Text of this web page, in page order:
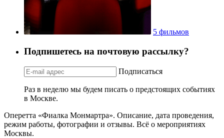
5 фильмов
Подпишетесь на почтовую рассылку?
Подписаться
Раз в неделю мы будем писать о предстоящих событиях
в Москве.
Оперетта «Фиалка Монмартра». Описание, дата проведения,
режим работы, фотографии и отзывы. Всё о мероприятиях
Москвы.